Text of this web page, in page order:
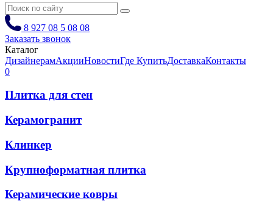
8 927 08 5 08 08
Заказать звонок
Каталог
ДизайнерамАкцииНовостиГде КупитьДоставкаКонтакты
0
Плитка для стен
Керамогранит
Клинкер
Крупноформатная плитка
Керамические ковры